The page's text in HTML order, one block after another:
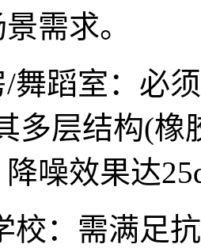
需求。
蹈室：必须
多层结构(橡
噪效果达
：需满足抗